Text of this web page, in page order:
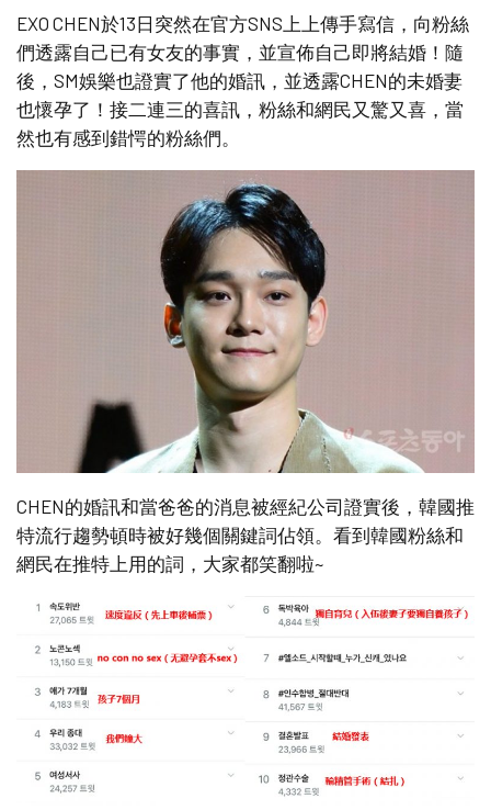
EXO CHEN於13日突然在官方SNS上上傳手寫信，向粉絲
們透露自己已有女友的事實，並宣佈自己即將結婚！隨
後，SM娛樂也證實了他的婚訊，並透露CHEN的未婚妻
也懷孕了！接二連三的喜訊，粉絲和網民又驚又喜，當
然也有感到錯愕的粉絲們。
CHEN的婚訊和當爸爸的消息被經紀公司證實後，韓國推
特流行趨勢頓時被好幾個關鍵詞佔領。看到韓國粉絲和
網民在推特上用的詞，大家都笑翻啦~